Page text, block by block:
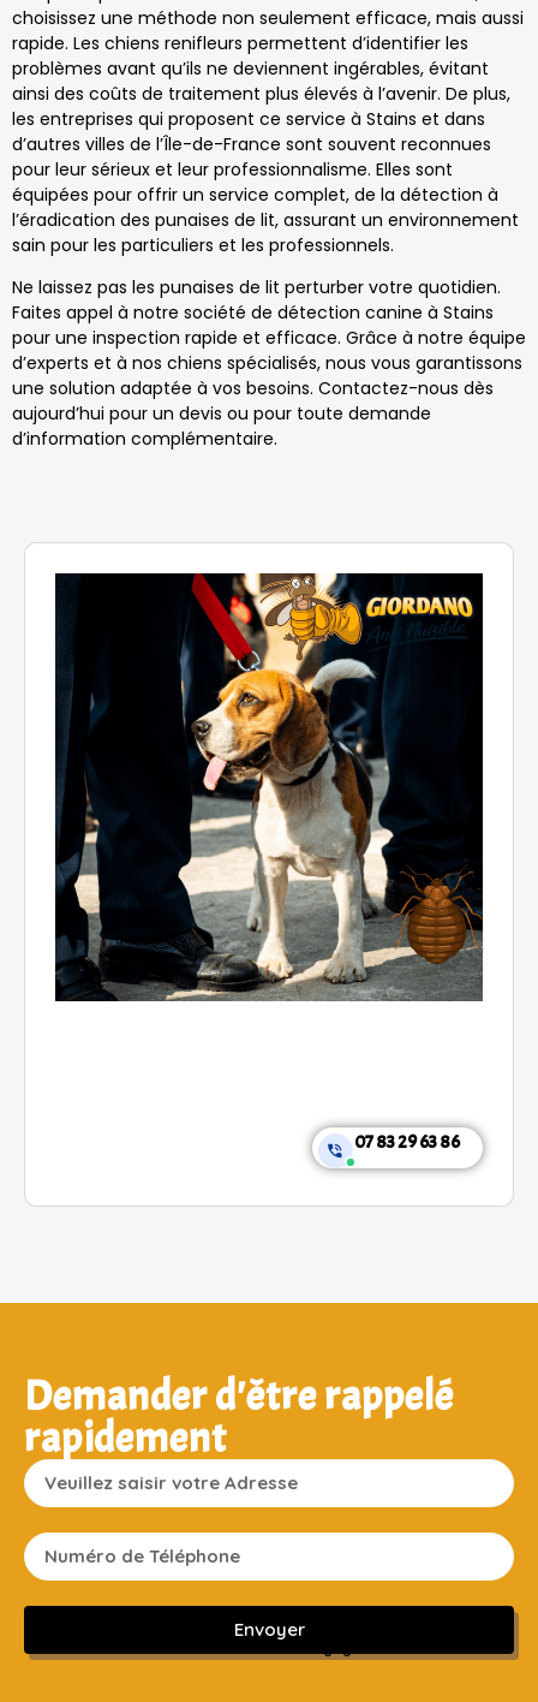
choisissez une méthode non seulement efficace, mais aussi
rapide. Les chiens renifleurs permettent d’identifier les
problèmes avant qu’ils ne deviennent ingérables, évitant
ainsi des coûts de traitement plus élevés à l’avenir. De plus,
les entreprises qui proposent ce service à Stains et dans
d’autres villes de l’Île-de-France sont souvent reconnues
pour leur sérieux et leur professionnalisme. Elles sont
équipées pour offrir un service complet, de la détection à
l’éradication des punaises de lit, assurant un environnement
sain pour les particuliers et les professionnels.
Ne laissez pas les punaises de lit perturber votre quotidien.
Faites appel à notre société de détection canine à Stains
pour une inspection rapide et efficace. Grâce à notre équipe
d’experts et à nos chiens spécialisés, nous vous garantissons
une solution adaptée à vos besoins. Contactez-nous dès
aujourd’hui pour un devis ou pour toute demande
d’information complémentaire.
07 83 29 63 86
Demander d'être rappelé
rapidement
Envoyer
Sans engagement ni frais cachés